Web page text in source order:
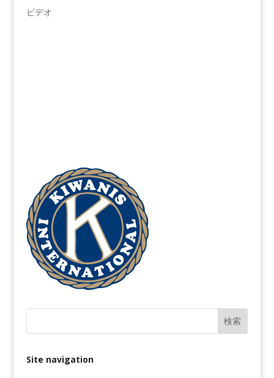
ビデオ
Site navigation